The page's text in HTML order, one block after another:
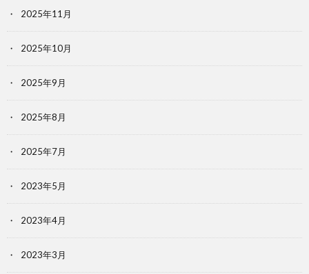
2025年11月
2025年10月
2025年9月
2025年8月
2025年7月
2023年5月
2023年4月
2023年3月